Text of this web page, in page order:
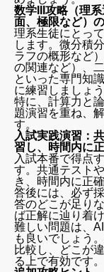
数学III攻略（理
面、極限など）
理系生徒にとっ
します。微分積
ラフの概形など
の関連など）、
といった専門知
に練習しましょう
特に、計算力と
題演習を重ね、
す。
入試実践演習：
習し、時間内に
入試本番で得点
す。共通テスト
き、時間内に正
答後には、必ず
答のどこが足り
ば正解に辿り着
難しい問題は、
も良いでしょう
比較し、どこが
る上で有効です。